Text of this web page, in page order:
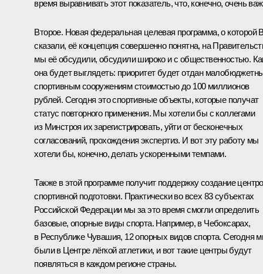
время выравнивать этот показатель, что, конечно, очень
Второе. Новая федеральная целевая программа, о которой
сказали, её концепция совершенно понятна, на
мы её обсудили, обсудили широко и с общественностью.
она будет выглядеть: приоритет будет отдан
спортивным сооружениям стоимостью до 100 миллионов
рублей. Сегодня это спортивные объекты, которые получат
статус повторного применения. Мы хотели бы с коллегами
из Минстроя их зарегистрировать, уйти от бесконечных
согласований, прохождения экспертиз. И вот эту работу мы
хотели бы, конечно, делать ускоренными темпами.
Также в этой программе получит поддержку создание
спортивной подготовки. Практически во всех 83 субъектах
Российской Федерации мы за это время смогли определить
базовые, опорные виды спорта. Например, в Чебоксарах,
в Республике Чувашия, 12 опорных видов спорта. Сегодня
были в Центре лёгкой атлетики, и вот такие центры будут
появляться в каждом регионе страны.